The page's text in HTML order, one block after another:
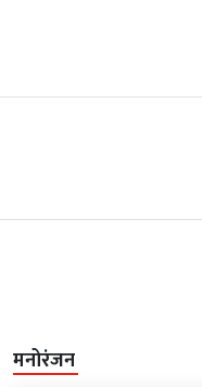
मनोरंजन